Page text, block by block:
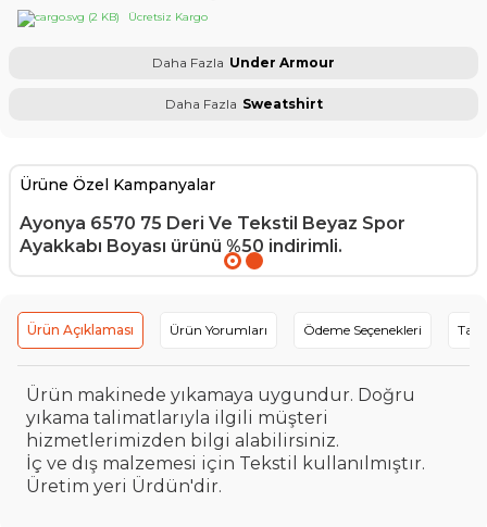
Ücretsiz Kargo
Daha Fazla Under Armour
Daha Fazla Sweatshirt
Ürüne Özel Kampanyalar
Ayonya 6570 75 Deri Ve Tekstil Beyaz Spor
Ayakkabı Boyası ürünü %50 indirimli.
Ürün Açıklaması Ürün Yorumları Ödeme Seçenekleri
Ürün makinede yıkamaya uygundur. Doğru
yıkama talimatlarıyla ilgili müşteri
hizmetlerimizden bilgi alabilirsiniz.
İç ve dış malzemesi için Tekstil kullanılmıştır.
Üretim yeri Ürdün'dir.